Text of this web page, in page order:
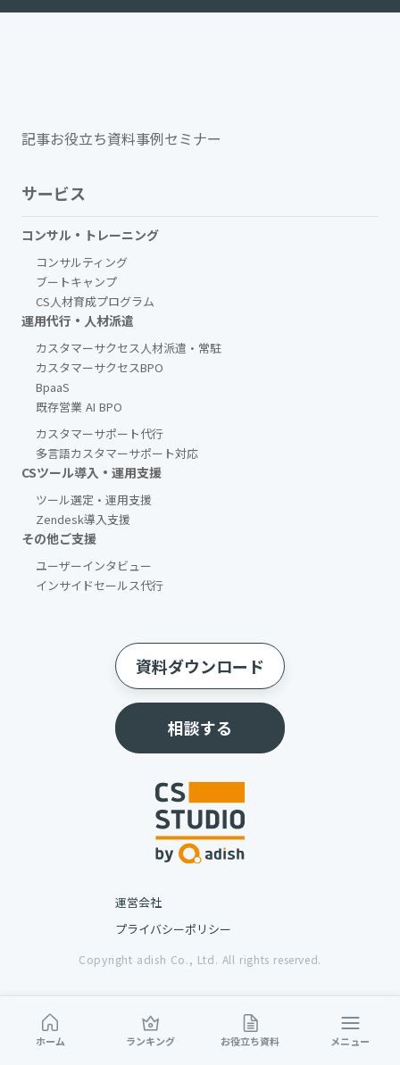
ホーム ランキング お役立ち資料 メニュー
記事お役立ち資料事例セミナー
サービス
コンサル・トレーニング
コンサルティング
ブートキャンプ
CS人材育成プログラム
運用代行・人材派遣
カスタマーサクセス人材派遣・常駐
カスタマーサクセスBPO
BpaaS​
既存営業 AI BPO
カスタマーサポート代行
多言語カスタマーサポート対応
CSツール導入・運用支援
ツール選定・運用支援
Zendesk導入支援
その他ご支援​
ユーザーインタビュー
インサイドセールス代行
資料ダウンロード
相談する
運営会社
プライバシーポリシー
Copyright adish Co., Ltd. All rights reserved.